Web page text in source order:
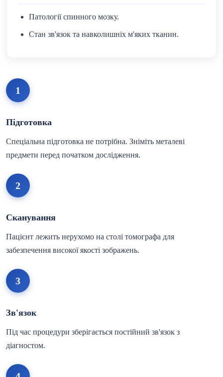
Патології спинного мозку.
Стан зв'язок та навколишніх м'яких тканин.
1
Підготовка
Спеціальна підготовка не потрібна. Зніміть металеві
предмети перед початком дослідження.
2
Сканування
Пацієнт лежить нерухомо на столі томографа для
забезпечення високої якості зображень.
3
Зв'язок
Під час процедури зберігається постійний зв'язок з
діагностом.